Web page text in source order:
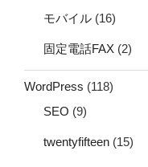
モバイル (16)
固定電話FAX (2)
WordPress (118)
SEO (9)
twentyfifteen (15)